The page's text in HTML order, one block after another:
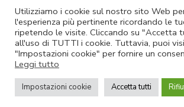
Privacy Newsletter
Società trasparente
Whistleblowing
© Lazio Innova S.p.A. società soggetta a
coordinamento della Regione Lazio
Sede legale Via Marco Aurelio 26 A - 00184
Utilizziamo i cookie sul nostro sito Web
l'esperienza più pertinente ricordando le
ripetendo le visite. Cliccando su "Accetta
all'uso di TUTTI i cookie. Tuttavia, puoi
"Impostazioni cookie" per fornire un
Leggi tutto
Impostazioni cookie Accetta tutti